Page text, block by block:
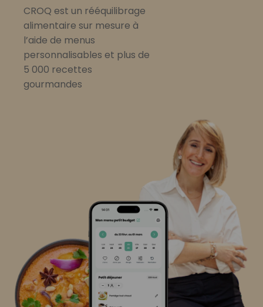
CROQ est un rééquilibrage
alimentaire sur mesure à
l’aide de menus
personnalisables et plus de
5 000 recettes
gourmandes